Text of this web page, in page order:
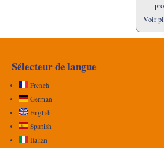
Voir
Sélecteur de langue
French
German
English
Spanish
Italian